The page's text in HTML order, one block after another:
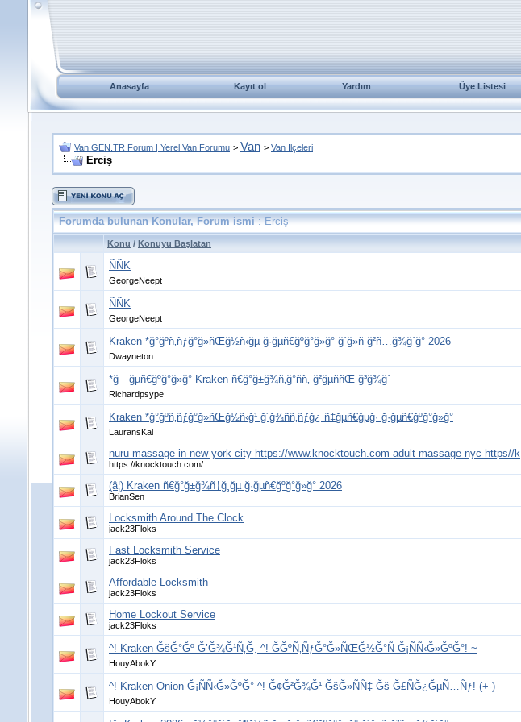
Anasayfa Kayıt ol Yardım Üye Listesi
Van.GEN.TR Forum | Yerel Van Forumu > Van > Van İlçeleri
Erciş
Forumda bulunan Konular, Forum ismi: Erciş
Konu / Konuyu Başlatan
ÑÑK
GeorgeNeept
ÑÑK
GeorgeNeept
Kraken *ğ°ğºñ‚ñƒğ°ğ»ñŒğ½ñ‹ğµ ğ·ğµñ€ğºğ°ğ»ğ° ğ´ğ»ñ ğ²ñ…ğ¾ğ´ğ° 2026
Dwayneton
*ğ—ğµñ€ğºğ°ğ»ğ° Kraken ñ€ğ°ğ±ğ¾ñ‚ğ°ññ‚ ğ²ğµññŒ ğ³ğ¾ğ´
Richardpsype
Kraken *ğ°ğºñ‚ñƒğ°ğ»ñŒğ½ñ‹ğ¹ ğ´ğ¾ññ‚ñƒğ¿ ñ‡ğµñ€ğµğ· ğ·ğµñ€ğºğ°ğ»ğ°
LauransKal
nuru massage in new york city https://www.knocktouch.com adult massage nyc https//k
https://knocktouch.com/
(â¦) Kraken ñ€ğ°ğ±ğ¾ñ‡ğ¸ğµ ğ·ğµñ€ğºğ°ğ»ğ° 2026
BrianSen
Locksmith Around The Clock
jack23Floks
Fast Locksmith Service
jack23Floks
Affordable Locksmith
jack23Floks
Home Lockout Service
jack23Floks
^! Kraken ĞšĞ°Ğº Ğ’Ğ¾Ğ¹Ñ‚Ğ¸ ^! ĞĞºÑ‚ÑƒĞ°Ğ»ÑŒĞ½Ğ°Ñ Ğ¡ÑÑ‹Ğ»ĞºĞ°! ~
HouyAbokY
^! Kraken Onion Ğ¡ÑÑ‹Ğ»ĞºĞ° ^! Ğ¢Ğ²Ğ¾Ğ¹ ĞšĞ»ÑÑ‡ Ğš Ğ£ÑĞ¿ĞµÑ…Ñƒ! (+-)
HouyAbokY